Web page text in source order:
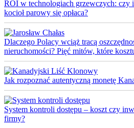
ROI w technologiach grzewczych: czy
kocioł parowy się opłaca?
Dlaczego Polacy wciąż tracą
nieruchomości? Pięć mitów, które
Jak rozpoznać autentyczną monetę
System kontroli dostępu – koszt czy
firmy?